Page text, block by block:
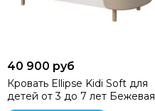
40 900 руб
Кровать Ellipse Kidi Soft для
детей от 3 до 7 лет Бежевая